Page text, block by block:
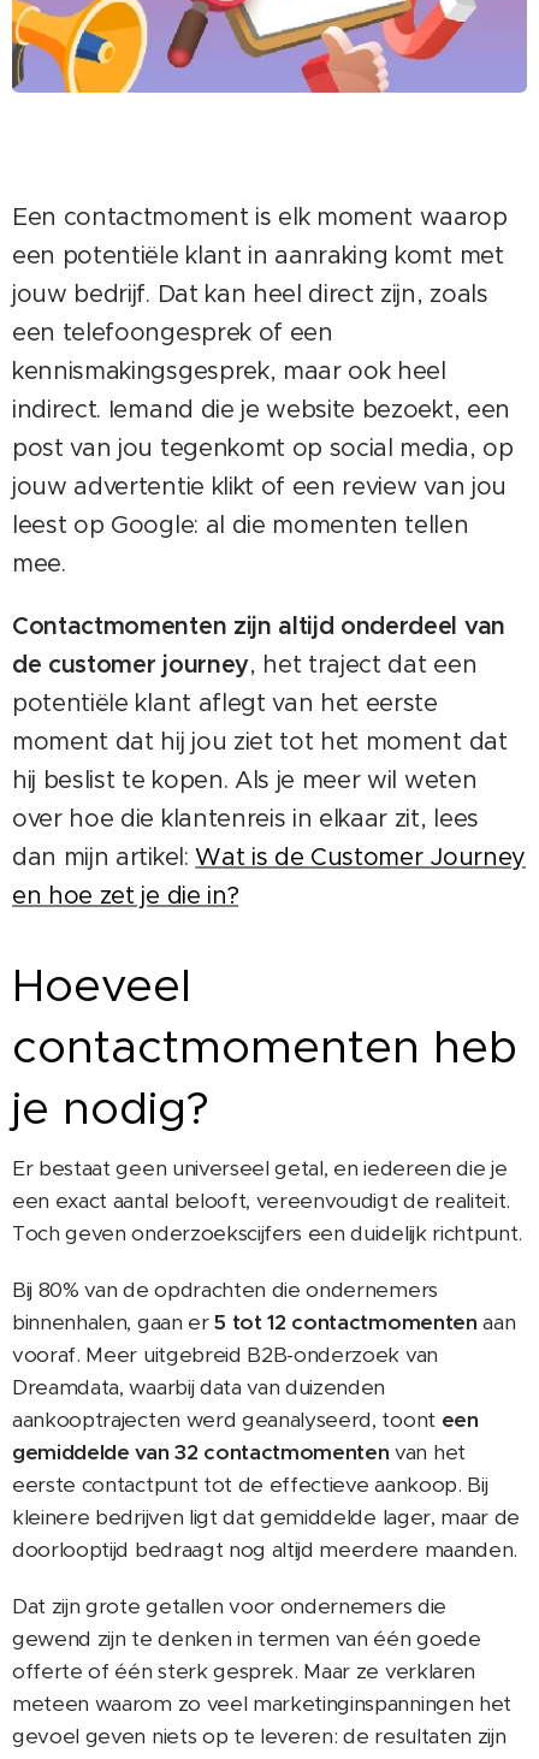
Een contactmoment is elk moment waarop
een potentiële klant in aanraking komt met
jouw bedrijf. Dat kan heel direct zijn, zoals
een telefoongesprek of een
kennismakingsgesprek, maar ook heel
indirect. Iemand die je website bezoekt, een
post van jou tegenkomt op social media, op
jouw advertentie klikt of een review van jou
leest op Google: al die momenten tellen
mee.
Contactmomenten zijn altijd onderdeel van
de customer journey, het traject dat een
potentiële klant aflegt van het eerste
moment dat hij jou ziet tot het moment dat
hij beslist te kopen. Als je meer wil weten
over hoe die klantenreis in elkaar zit, lees
dan mijn artikel:Wat is de Customer Journey
en hoe zet je die in?
Hoeveel
contactmomenten heb
je nodig?
Er bestaat geen universeel getal, en iedereen die je
een exact aantal belooft, vereenvoudigt de realiteit.
Toch geven onderzoekscijfers een duidelijk richtpunt.
Bij 80% van de opdrachten die ondernemers
binnenhalen, gaan er5 tot 12 contactmomenten aan
vooraf. Meer uitgebreid B2B-onderzoek van
Dreamdata, waarbij data van duizenden
aankooptrajecten werd geanalyseerd, toont een
gemiddelde van 32 contactmomenten van het
eerste contactpunt tot de effectieve aankoop. Bij
kleinere bedrijven ligt dat gemiddelde lager, maar de
doorlooptijd bedraagt nog altijd meerdere maanden.
Dat zijn grote getallen voor ondernemers die
gewend zijn te denken in termen van één goede
offerte of één sterk gesprek. Maar ze verklaren
meteen waarom zo veel marketinginspanningen het
gevoel geven niets op te leveren: de resultaten zijn